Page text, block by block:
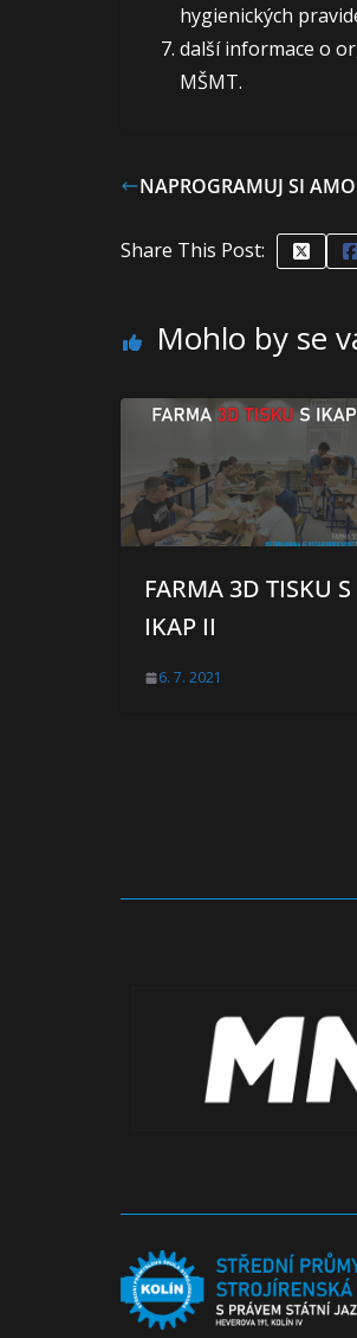
hygienických
další informace o
MŠMT.
NAPROGRAMUJ SI
Share This Post:
Mohlo by se
FARMA 3D TISKU S
IKAP II
6. 7. 2021